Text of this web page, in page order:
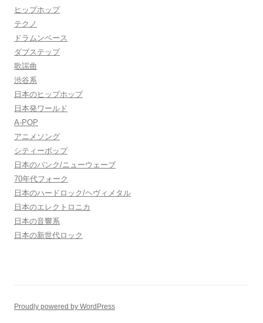
ヒップホップ
テクノ
ドラムンベース
ダブステップ
歌謡曲
渋谷系
日本のヒップホップ
日本発ワールド
A-POP
アニメソング
シティーポップ
日本のパンク/ニューウェーブ
70年代フォーク
日本のハードロック/ヘヴィメタル
日本のエレクトロニカ
日本の音響系
日本の新世代ロック
Proudly powered by WordPress